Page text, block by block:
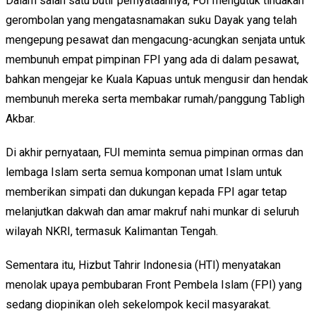
gerombolan yang mengatasnamakan suku Dayak yang telah
mengepung pesawat dan mengacung-acungkan senjata untuk
membunuh empat pimpinan FPI yang ada di dalam pesawat,
bahkan mengejar ke Kuala Kapuas untuk mengusir dan hendak
membunuh mereka serta membakar rumah/panggung Tabligh
Akbar.
Di akhir pernyataan, FUI meminta semua pimpinan ormas dan
lembaga Islam serta semua komponan umat Islam untuk
memberikan simpati dan dukungan kepada FPI agar tetap
melanjutkan dakwah dan amar makruf nahi munkar di seluruh
wilayah NKRI, termasuk Kalimantan Tengah.
Sementara itu, Hizbut Tahrir Indonesia (HTI) menyatakan
menolak upaya pembubaran Front Pembela Islam (FPI) yang
sedang diopinikan oleh sekelompok kecil masyarakat.